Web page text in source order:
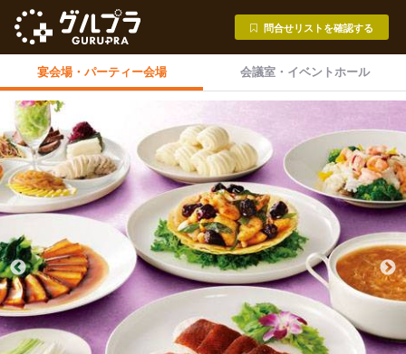
問合せリストを確認する
宴会場・ パーティー会場 会議室・ イベントホール